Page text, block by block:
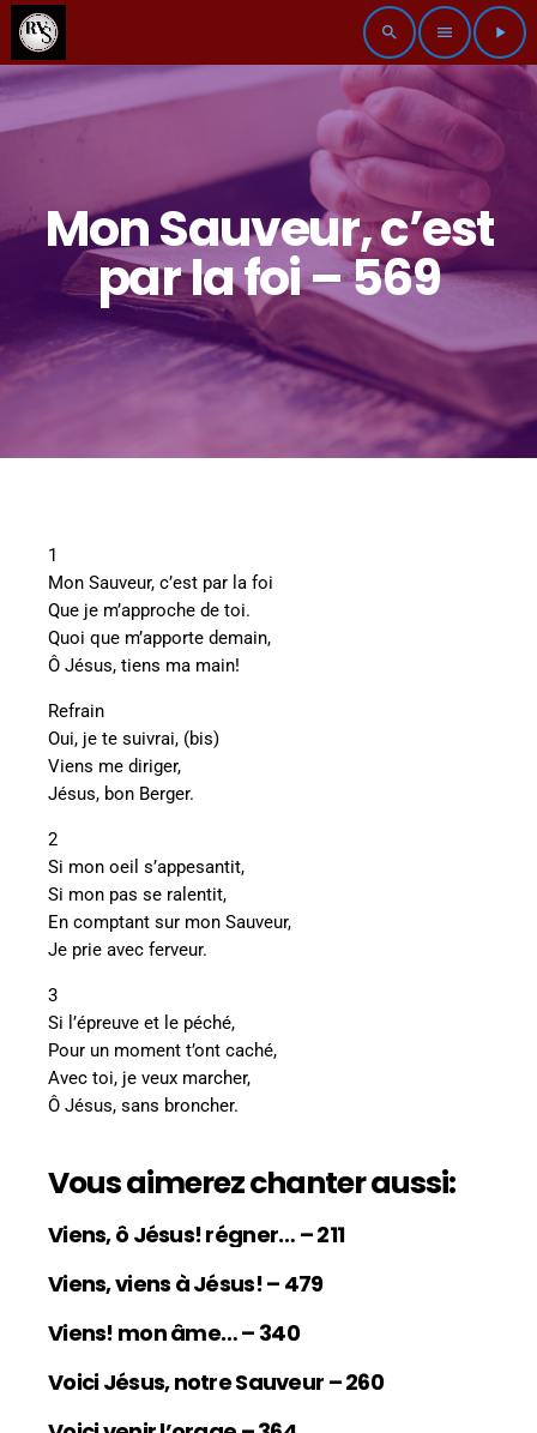
search menu play_arrow
Mon Sauveur, c’est
par la foi – 569
1
Mon Sauveur, c’est par la foi
Que je m’approche de toi.
Quoi que m’apporte demain,
Ô Jésus, tiens ma main!
Refrain
Oui, je te suivrai, (bis)
Viens me diriger,
Jésus, bon Berger.
2
Si mon oeil s’appesantit,
Si mon pas se ralentit,
En comptant sur mon Sauveur,
Je prie avec ferveur.
3
Si l’épreuve et le péché,
Pour un moment t’ont caché,
Avec toi, je veux marcher,
Ô Jésus, sans broncher.
Vous aimerez chanter aussi:
Viens, ô Jésus! régner… – 211
Viens, viens à Jésus! – 479
Viens! mon âme… – 340
Voici Jésus, notre Sauveur – 260